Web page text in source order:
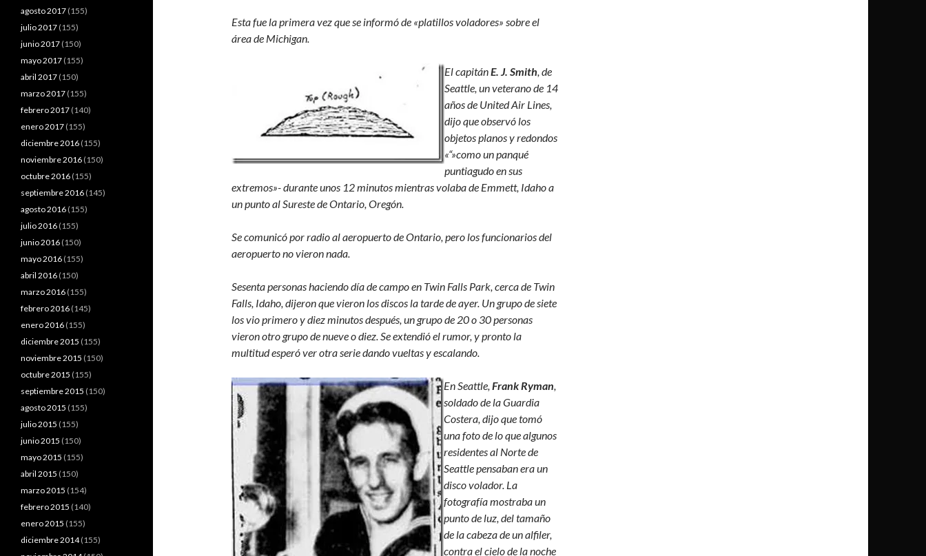
Esta fue la primera vez que se informó de «platillos voladores» sobre el
área de Michigan.
El capitánE. J. Smith, de
Seattle, un veterano de 14
años de United Air Lines,
dijo que observó los
objetos planos y redondos
«“»como un panqué
puntiagudo en sus
extremos»- durante unos 12 minutos mientras volaba de Emmett, Idaho a
un punto al Sureste de Ontario, Oregón.
Se comunicó por radio al aeropuerto de Ontario, pero los funcionarios del
aeropuerto no vieron nada.
Sesenta personas haciendo día de campo en Twin Falls Park, cerca de Twin
Falls, Idaho, dijeron que vieron los discos la tarde de ayer. Un grupo de siete
los vio primero y diez minutos después, un grupo de 20 o 30 personas
vieron otro grupo de nueve o diez. Se extendió el rumor, y pronto la
multitud esperó ver otra serie dando vueltas y escalando.
En Seattle, Frank Ryman,
soldado de la Guardia
Costera, dijo que tomó
una foto de lo que algunos
residentes al Norte de
Seattle pensaban era un
disco volador. La
fotografía mostraba un
punto de luz, del tamaño
de la cabeza de un alfiler,
contra el cielo de la noche
agosto 2017 (155)
julio 2017 (155)
junio 2017 (150)
mayo 2017 (155)
abril 2017 (150)
marzo 2017 (155)
febrero 2017 (140)
enero 2017 (155)
diciembre 2016 (155)
noviembre 2016 (150)
octubre 2016 (155)
septiembre 2016 (145)
agosto 2016 (155)
julio 2016 (155)
junio 2016 (150)
mayo 2016 (155)
abril 2016 (150)
marzo 2016 (155)
febrero 2016 (145)
enero 2016 (155)
diciembre 2015 (155)
noviembre 2015 (150)
octubre 2015 (155)
septiembre 2015 (150)
agosto 2015 (155)
julio 2015 (155)
junio 2015 (150)
mayo 2015 (155)
abril 2015 (150)
marzo 2015 (154)
febrero 2015 (140)
enero 2015 (155)
diciembre 2014(155)